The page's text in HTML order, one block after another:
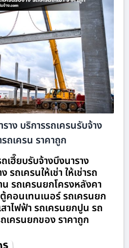
าง บริการรถเครนรับจ้าง
รถเครน ราคาถูก
เฮี๊ยบรับจ้างบึงนาราง
รถเครนให้เช่า ให้เช่ารถ
น รถเครนยกโครงหลังคา
คอนเทนเนอร์ รถเครนยก
าไฟฟ้า รถเครนยกปูน รถ
เครนยกของ ราคาถูก